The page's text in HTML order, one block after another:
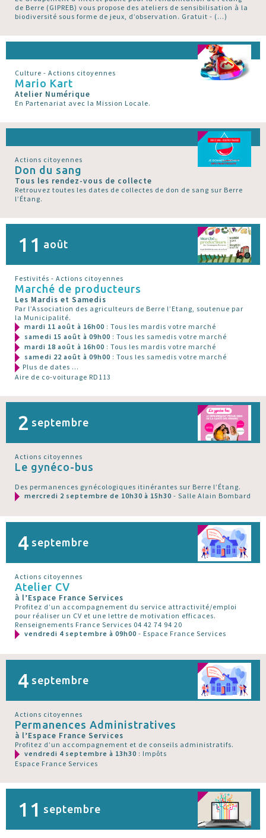
de Berre (GIPREB) vous propose des ateliers de sensibilisation à la
biodiversité sous forme de jeux, d’observation. Gratuit - (…)
Culture - Actions citoyennes
Mario Kart
Atelier Numérique
En Partenariat avec la Mission Locale.
Actions citoyennes
Don du sang
Tous les rendez-vous de collecte
Retrouvez toutes les dates de collectes de don de sang sur Berre
l’Étang.
11 août
Festivités - Actions citoyennes
Marché de producteurs
Les Mardis et Samedis
Par l’Association des agriculteurs de Berre l’Etang, soutenue par
la Municipalité.
mardi 11 août à 16h00 : Tous les mardis votre marché
samedi 15 août à 09h00 : Tous les samedis votre marché
mardi 18 août à 16h00 : Tous les mardis votre marché
samedi 22 août à 09h00 : Tous les samedis votre marché
Plus de dates ...
Aire de co-voiturage RD113
2 septembre
Actions citoyennes
Le gynéco-bus
Des permanences gynécologiques itinérantes sur Berre l’Étang.
mercredi 2 septembre de 10h30 à 15h30 - Salle Alain Bombard
4 septembre
Actions citoyennes
Atelier CV
à l’Espace France Services
Profitez d’un accompagnement du service attractivité/emploi
pour réaliser un CV et une lettre de motivation efficaces.
Renseignements France Services 04 42 74 94 20
vendredi 4 septembre à 09h00 - Espace France Services
4 septembre
Actions citoyennes
Permanences Administratives
à l’Espace France Services
Profitez d’un accompagnement et de conseils administratifs.
vendredi 4 septembre à 13h30 : Impôts
Espace France Services
11 septembre